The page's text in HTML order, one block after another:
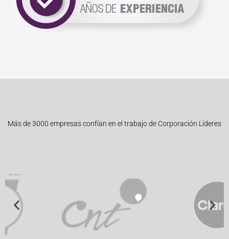
Más de 3000 empresas confían en el trabajo de Corporación Líderes